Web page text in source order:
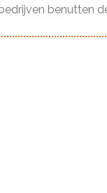
benutten